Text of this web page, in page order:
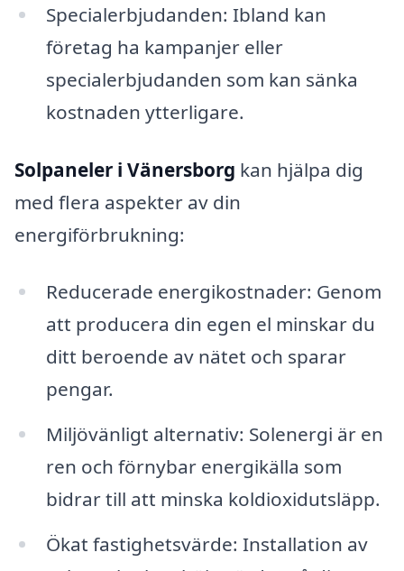
Specialerbjudanden: Ibland kan
företag ha kampanjer eller
specialerbjudanden som kan sänka
kostnaden ytterligare.
Solpaneler i Vänersborg kan hjälpa dig
med flera aspekter av din
energiförbrukning:
Reducerade energikostnader: Genom
att producera din egen el minskar du
ditt beroende av nätet och sparar
pengar.
Miljövänligt alternativ: Solenergi är en
ren och förnybar energikälla som
bidrar till att minska koldioxidutsläpp.
Ökat fastighetsvärde: Installation av